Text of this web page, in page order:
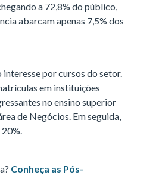
a 72,8% do público,
abarcam apenas 7,5% dos
por cursos do setor.
em instituições
no ensino superior
de Negócios. Em seguida,
20%.
Conheça as Pós-